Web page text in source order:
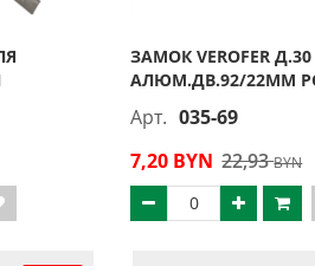
ЗАМОК VEROFER
АЛЮМ.ДВ.92/22ММ
Арт. 035-69
7,20 BYN 22,93BYN